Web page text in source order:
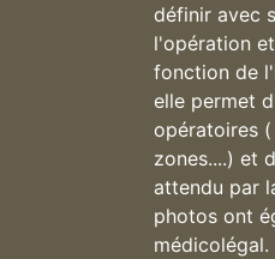
définir avec
l'opération
fonction de
elle permet
opératoires
zones....) et
attendu par
photos ont
médicolégal.